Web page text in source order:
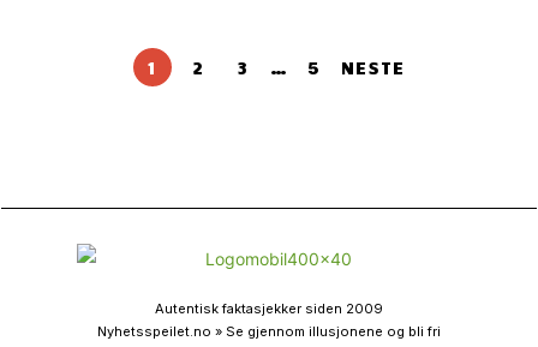
1 2 3 … 5 NESTE
Autentisk faktasjekker siden 2009
Nyhetsspeilet.no » Se gjennom illusjonene og bli fri